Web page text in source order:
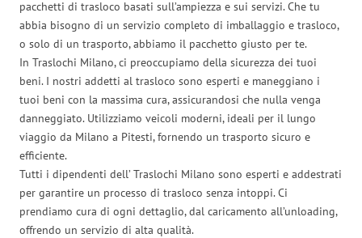
pacchetti di trasloco basati sull’ampiezza e sui servizi. Che tu
abbia bisogno di un servizio completo di imballaggio e trasloco,
o solo di un trasporto, abbiamo il pacchetto giusto per te.
In Traslochi Milano, ci preoccupiamo della sicurezza dei tuoi
beni. I nostri addetti al trasloco sono esperti e maneggiano i
tuoi beni con la massima cura, assicurandosi che nulla venga
danneggiato. Utilizziamo veicoli moderni, ideali per il lungo
viaggio da Milano a Pitesti, fornendo un trasporto sicuro e
efficiente.
Tutti i dipendenti dell’ Traslochi Milano sono esperti e addestrati
per garantire un processo di trasloco senza intoppi. Ci
prendiamo cura di ogni dettaglio, dal caricamento all’unloading,
offrendo un servizio di alta qualità.